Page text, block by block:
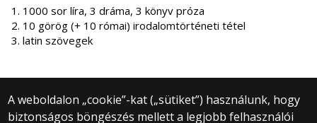
1. 1000 sor líra, 3 dráma, 3 könyv próza
2. 10 görög (+ 10 római) irodalomtörténeti tétel
3. latin szövegek
A weboldalon „cookie”-kat („sütiket”) használunk, hogy
biztonságos böngészés mellett a legjobb felhasználói
© 2025 Eötvös Loránd Tudományegyetem